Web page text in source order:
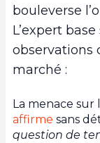
bouleverse
L’expert
observations
marché :
La menace sur
affirme sans
question de